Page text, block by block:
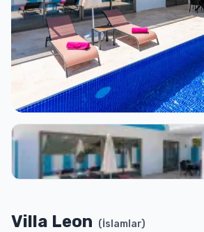
Villa Leon (İslamlar)